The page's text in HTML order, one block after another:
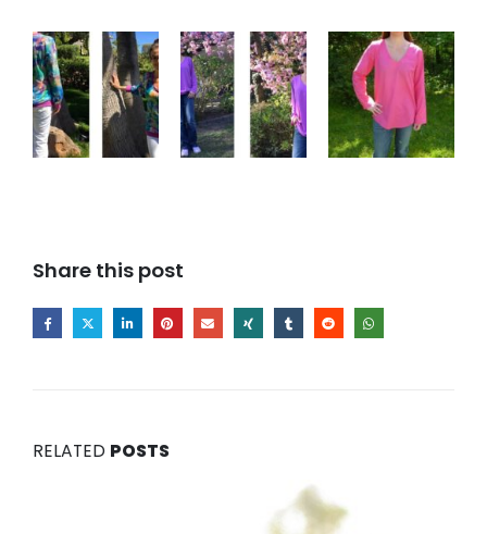
Share this post
RELATED POSTS